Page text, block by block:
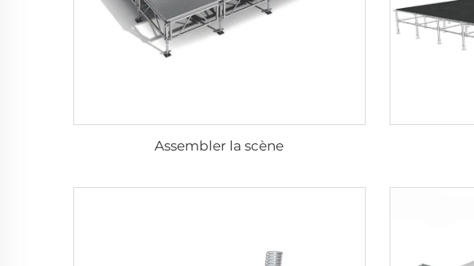
Assembler la scène